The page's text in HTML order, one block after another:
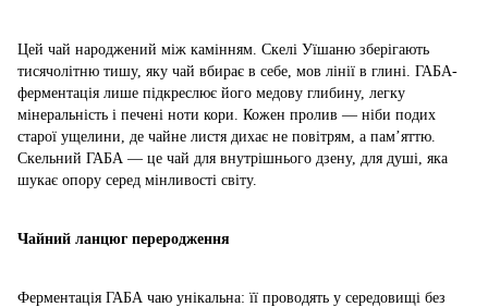
Цей чай народжений між камінням. Скелі Уїшаню зберігають
тисячолітню тишу, яку чай вбирає в себе, мов лінії в глині. ГАБА-
ферментація лише підкреслює його медову глибину, легку
мінеральність і печені ноти кори. Кожен пролив — ніби подих
старої ущелини, де чайне листя дихає не повітрям, а пам’яттю.
Скельний ГАБА — це чай для внутрішнього дзену, для душі, яка
шукає опору серед мінливості світу.
Чайний ланцюг переродження
Ферментація ГАБА чаю унікальна: її проводять у середовищі без